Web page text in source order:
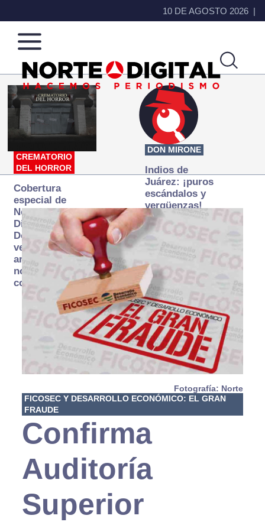
10 DE AGOSTO 2026
Norte
de
Ciudad
Más
que
noticias,
hacemos periodismo
CREMATORIO
DEL HORROR
Cobertura
especial de
Norte
Digital:
Donde la
verdad
arde… pero
no se
consume
DON MIRONE
Indios de
Juárez: ¡puros
escándalos y
vergüenzas!
Fotografía: Norte
FICOSEC Y DESARROLLO ECONÓMICO: EL GRAN
FRAUDE
Confirma
Auditoría
Superior